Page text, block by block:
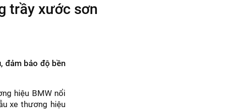
trầy xước sơn
đảm bảo độ bền
hiệu BMW nổi
xe thương hiệu